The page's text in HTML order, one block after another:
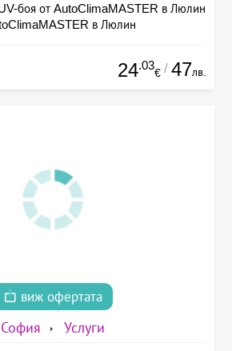
боя от AutoClimaMASTER в Люлин
в Люлин
24.03
€ / 47лв.
виж офертата
София Услуги